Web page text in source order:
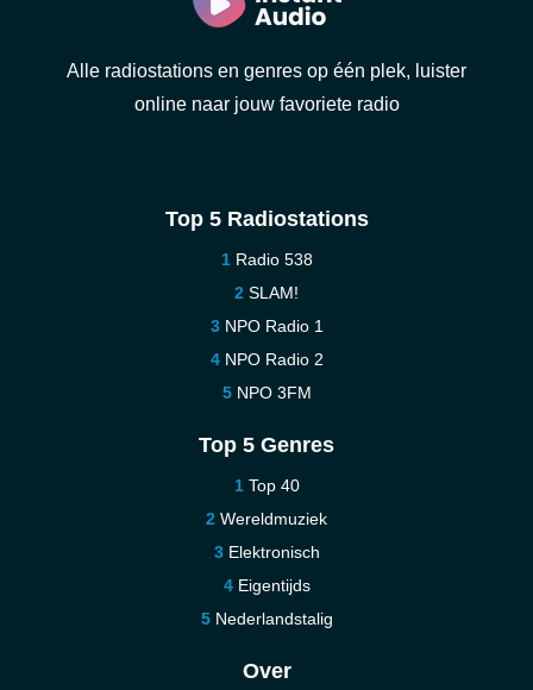
Alle radiostations en genres op één plek, luister
online naar jouw favoriete radio
Top 5 Radiostations
Radio 538
SLAM!
NPO Radio 1
NPO Radio 2
NPO 3FM
Top 5 Genres
Top 40
Wereldmuziek
Elektronisch
Eigentijds
Nederlandstalig
Over